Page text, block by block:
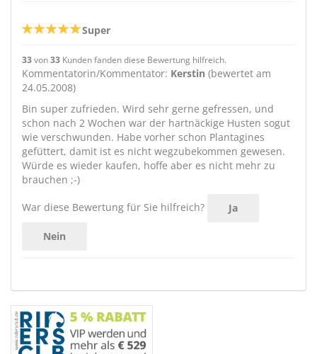
Super
33von33 Kunden fanden diese Bewertung hilfreich.
Kommentatorin/Kommentator: Kerstin (bewertet am
24.05.2008)
Bin super zufrieden. Wird sehr gerne gefressen, und
schon nach 2 Wochen war der hartnäckige Husten sogut
wie verschwunden. Habe vorher schon Plantagines
gefüttert, damit ist es nicht wegzubekommen gewesen.
Würde es wieder kaufen, hoffe aber es nicht mehr zu
brauchen ;-)
War diese Bewertung für Sie hilfreich? Ja
Nein